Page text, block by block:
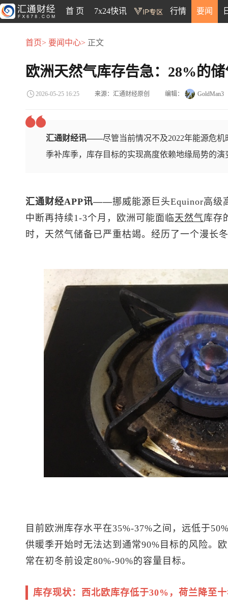
首 页 7x24快讯 行情 要闻
首页> 要闻中心> 正文
欧洲天然气库存告急：28%的
2026-05-25 16:25 来源：汇通财经原创 编辑： GoldMan3
汇通财经讯——尽管当前情况不及2022年能源危
季补库季，库存目标的实现高度依赖地缘局势的演
汇通财经APP讯——挪威能源巨头Equinor高级
中断再持续1-3个月，欧洲可能面临天然气库存
时，天然气储备已严重枯竭。经历了一个漫长
目前欧洲库存水平在35%-37%之间，远低于
供暖季开始时无法达到通常90%目标的风险。
常在初冬前设定80%-90%的容量目标。
库存现状：西北欧库存低于30%，荷兰降至